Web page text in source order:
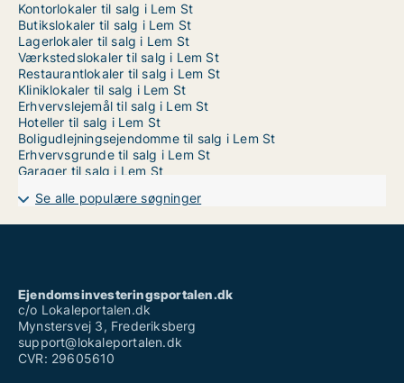
Kontorlokaler til salg i Lem St
Butikslokaler til salg i Lem St
Lagerlokaler til salg i Lem St
Værkstedslokaler til salg i Lem St
Restaurantlokaler til salg i Lem St
Kliniklokaler til salg i Lem St
Erhvervslejemål til salg i Lem St
Hoteller til salg i Lem St
Boligudlejningsejendomme til salg i Lem St
Erhvervsgrunde til salg i Lem St
Garager til salg i Lem St
Se alle populære søgninger
Ejendomsinvesteringsportalen.dk
c/o Lokaleportalen.dk
Mynstersvej 3, Frederiksberg
support@lokaleportalen.dk
CVR: 29605610